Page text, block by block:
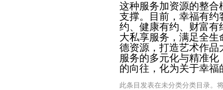
这种服务加资源的整
支撑。目前，幸福有约
约、健康有约、财富有
大私享服务，满足全
德资源，打造艺术作
服务的多元化与精准
的向往，化为关于幸福
此条目发表在未分类分类目录。